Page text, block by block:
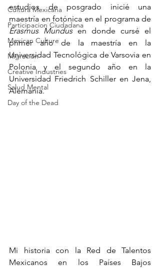
Cultura Mexicana
Participacion Ciudadana
Mexican Culture
Migración
Creative Industries
Salud Mental
Day of the Dead
estudios de posgrado inicié una
Erasmus Mundus en donde cursé el
primer año de la maestría en la
Universidad Tecnológica de Varsovia en
Polonia y el segundo año en la
Universidad Friedrich Schiller en Jena,
Alemania.
Mi historia con la Red de Talentos
Mexicanos en los Países Bajos